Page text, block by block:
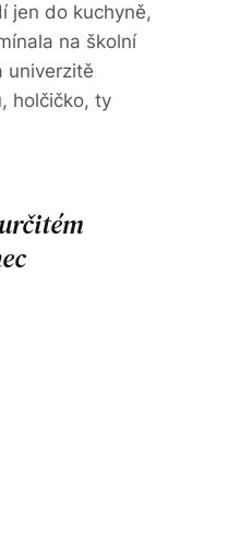
jen do kuchyně,
na školní
univerzitě
holčičko, ty